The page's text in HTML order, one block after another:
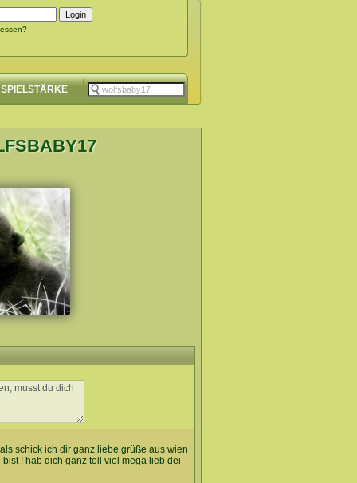
SPIELSTÄRKE
schick ich dir ganz liebe grüße aus wien
! hab dich ganz toll viel mega lieb dei